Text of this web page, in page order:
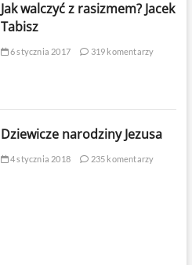
Jak walczyć z rasizmem? Jacek
Tabisz
6 stycznia 2017 319 komentarzy
Dziewicze narodziny Jezusa
4 stycznia 2018 235 komentarzy